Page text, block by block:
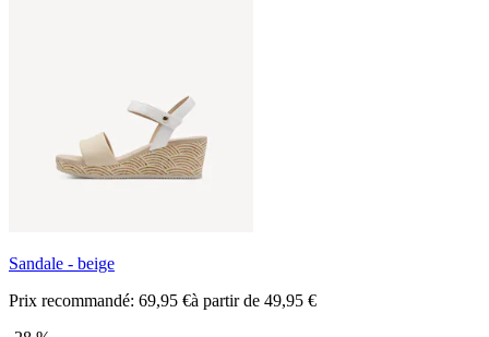
Sandale - beige
Prix recommandé: 69,95 €à partir de 49,95 €